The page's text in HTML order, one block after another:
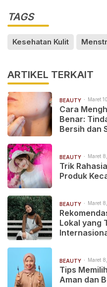
TAGS
Kesehatan Kulit
ARTIKEL TERKAIT
BEAUTY Maret
Cara
Benar:
Bersih dan
BEAUTY Maret
Trik
Produk
BEAUTY Maret
Lokal yang
BEAUTY Maret
Tips
Aman dan